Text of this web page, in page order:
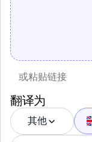
翻译为
其他